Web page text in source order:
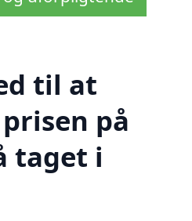
til at
på
taget i